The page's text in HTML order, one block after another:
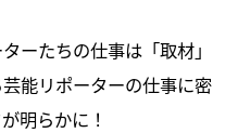
ーたちの仕事は「取材」
能リポーターの仕事に密
明らかに！